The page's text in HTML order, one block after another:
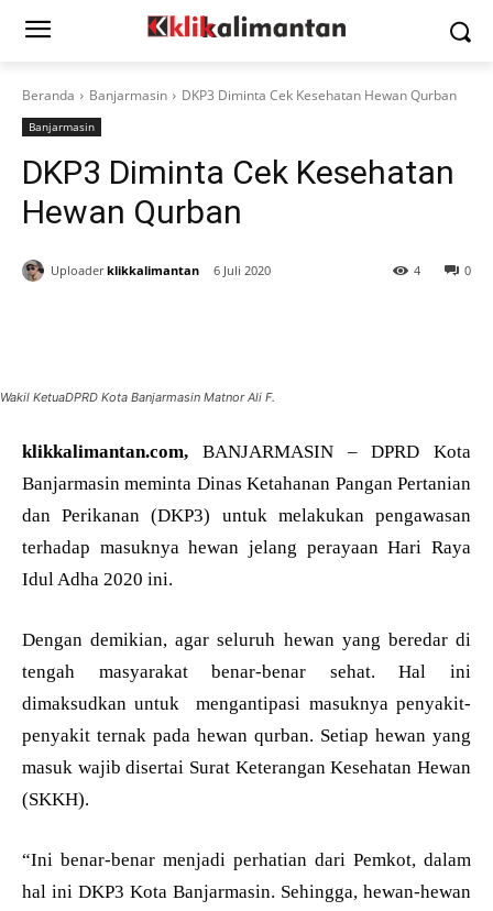
Beranda Banjarmasin DKP3 Diminta Cek Kesehatan Hewan Qurban
Banjarmasin
DKP3 Diminta Cek Kesehatan
Hewan Qurban
Uploader klikkalimantan 6 Juli 2020 0
4
Wakil KetuaDPRD Kota Banjarmasin Matnor Ali F.
klikkalimantan.com, BANJARMASIN – DPRD Kota
Banjarmasin meminta Dinas Ketahanan Pangan Pertanian
dan Perikanan (DKP3) untuk melakukan pengawasan
terhadap masuknya hewan jelang perayaan Hari Raya
Idul Adha 2020 ini.
Dengan demikian, agar seluruh hewan yang beredar di
tengah masyarakat benar-benar sehat. Hal ini
dimaksudkan untuk mengantipasi masuknya penyakit-
penyakit ternak pada hewan qurban. Setiap hewan yang
masuk wajib disertai Surat Keterangan Kesehatan Hewan
(SKKH).
“Ini benar-benar menjadi perhatian dari Pemkot, dalam
hal ini DKP3 Kota Banjarmasin. Sehingga, hewan-hewan